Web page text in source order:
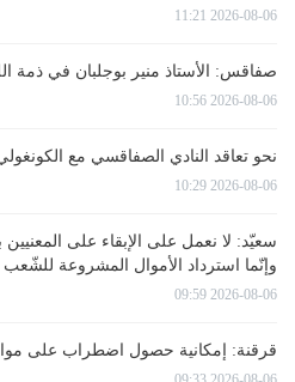
2026-08-06 11:21
صفاقس: الأستاذ منير بوجلبان في ذمة
2026-08-06 10:56
نحو تعاقد النادي الصفاقسي مع الكونغولي
2026-08-06 10:29
سعيّد: لا نعمل على الإبقاء على
وإنّما استرداد الأموال المشروعة للشّعب
2026-08-06 09:59
قرقنة: إمكانية حصول اضطراب على